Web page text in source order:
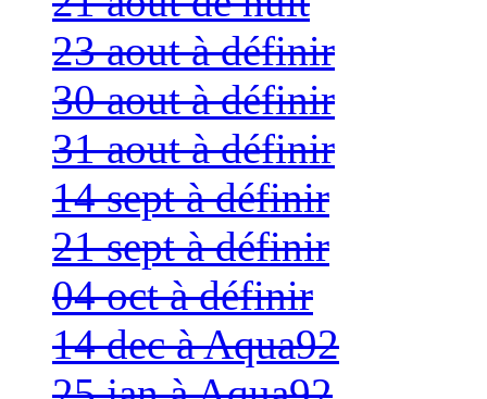
23 aout à définir
30 aout à définir
31 aout à définir
14 sept à définir
21 sept à définir
04 oct à définir
14 dec à Aqua92